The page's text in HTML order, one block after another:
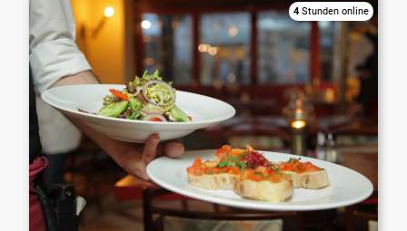
4 Stunden online